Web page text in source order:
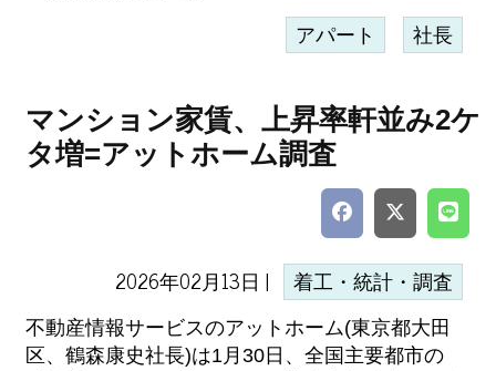
アパート 社長
マンション家賃、上昇率軒並み2ケ
タ増=アットホーム調査
2026年02月13日 | 着工・統計・調査
不動産情報サービスのアットホーム(東京都大田
区、鶴森康史社長)は1月30日、全国主要都市の